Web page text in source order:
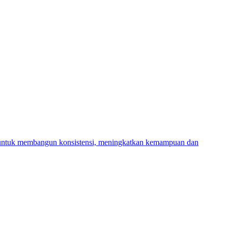
membangun konsistensi, meningkatkan kemampuan dan